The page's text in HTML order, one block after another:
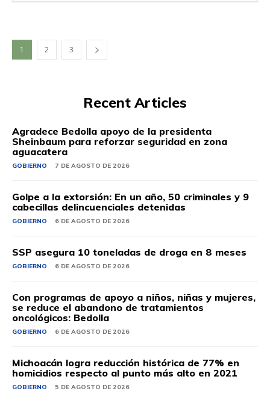
1 2 3
Recent Articles
Agradece Bedolla apoyo de la presidenta
Sheinbaum para reforzar seguridad en zona
aguacatera
GOBIERNO 7 DE AGOSTO DE 2026
Golpe a la extorsión: En un año, 50 criminales y 9
cabecillas delincuenciales detenidas
GOBIERNO 6 DE AGOSTO DE 2026
SSP asegura 10 toneladas de droga en 8 meses
GOBIERNO 6 DE AGOSTO DE 2026
Con programas de apoyo a niños, niñas y mujeres,
se reduce el abandono de tratamientos
oncológicos: Bedolla
GOBIERNO 6 DE AGOSTO DE 2026
Michoacán logra reducción histórica de 77% en
homicidios respecto al punto más alto en 2021
GOBIERNO 5 DE AGOSTO DE 2026